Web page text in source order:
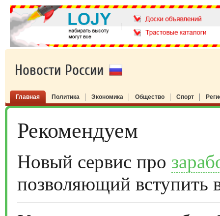
Новости России
Главная Политика Экономика Общество Спорт
Рекомендуем
Новый сервис про
позволяющий вступить